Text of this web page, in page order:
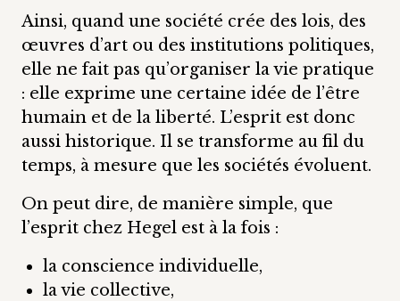
Ainsi, quand une société crée des lois, des
œuvres d’art ou des institutions politiques,
elle ne fait pas qu’organiser la vie pratique
: elle exprime une certaine idée de l’être
humain et de la liberté. L’esprit est donc
aussi historique. Il se transforme au fil du
temps, à mesure que les sociétés évoluent.
On peut dire, de manière simple, que
l’esprit chez Hegel est à la fois :
la conscience individuelle,
la vie collective,